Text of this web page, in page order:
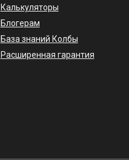
Калькуляторы
Блогерам
База знаний Колбы
Расширенная гарантия